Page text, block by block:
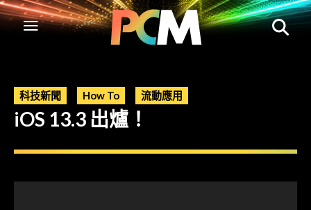
科技新聞 How To 流動應用
iOS 13.3 出爐！